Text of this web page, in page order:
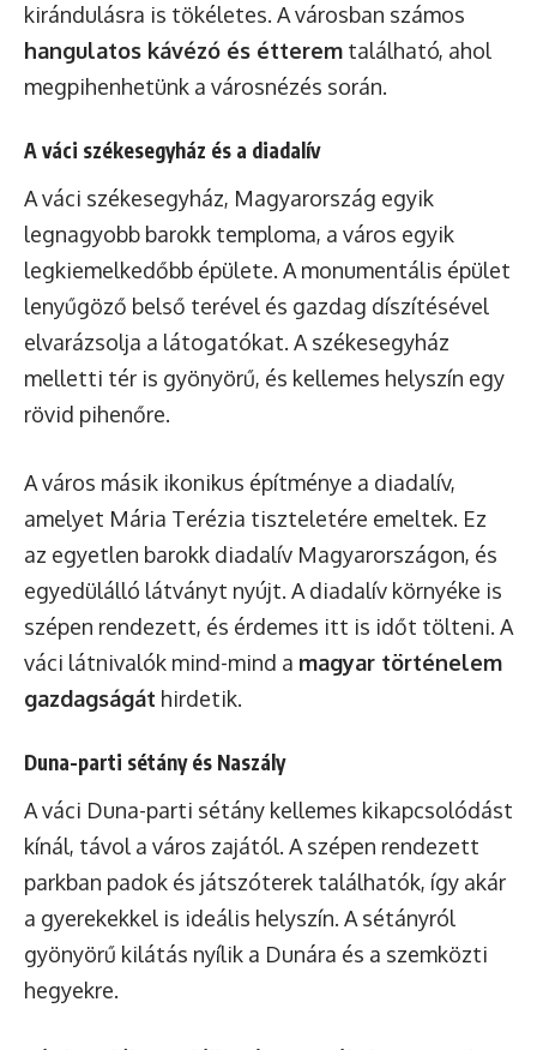
kirándulásra is tökéletes. A városban számos
hangulatos kávézó és étterem található, ahol
megpihenhetünk a városnézés során.
A váci székesegyház és a diadalív
A váci székesegyház, Magyarország egyik
legnagyobb barokk temploma, a város egyik
legkiemelkedőbb épülete. A monumentális épület
lenyűgöző belső terével és gazdag díszítésével
elvarázsolja a látogatókat. A székesegyház
melletti tér is gyönyörű, és kellemes helyszín egy
rövid pihenőre.
A város másik ikonikus építménye a diadalív,
amelyet Mária Terézia tiszteletére emeltek. Ez
az egyetlen barokk diadalív Magyarországon, és
egyedülálló látványt nyújt. A diadalív környéke is
szépen rendezett, és érdemes itt is időt tölteni. A
váci látnivalók mind-mind a magyar történelem
gazdagságát hirdetik.
Duna-parti sétány és Naszály
A váci Duna-parti sétány kellemes kikapcsolódást
kínál, távol a város zajától. A szépen rendezett
parkban padok és játszóterek találhatók, így akár
a gyerekekkel is ideális helyszín. A sétányról
gyönyörű kilátás nyílik a Dunára és a szemközti
hegyekre.